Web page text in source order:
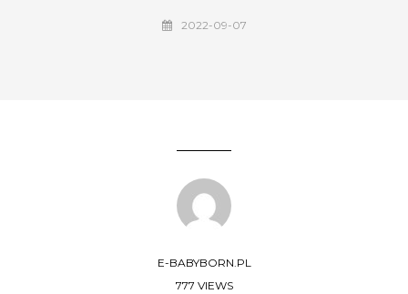
2022-09-07
E-BABYBORN.PL
777 VIEWS